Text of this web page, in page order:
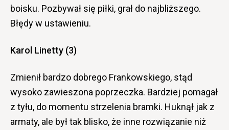
boisku. Pozbywał się piłki, grał do najbliższego.
Błędy w ustawieniu.
Karol Linetty (3)
Zmienił bardzo dobrego Frankowskiego, stąd
wysoko zawieszona poprzeczka. Bardziej pomagał
z tyłu, do momentu strzelenia bramki. Huknął jak z
armaty, ale był tak blisko, że inne rozwiązanie niż